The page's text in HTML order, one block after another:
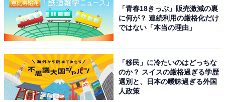
ど、これまで数々のラグジュアリーホテルでペストリー
シェフを務めてきました。 各地で旬を大切にしたスイー
ツ作りをし、デパ地下で珍しいフルーツを探すのが趣味
どんな ジュレ」。愛媛生まれの希少なかんきつ系品種
「紅まどんな」のジューシーで滑らかな果肉を存分に生
かしたパンナコッタは、甘いものが続く中さっぱり爽快
「青春18きっぷ」販売激減の裏
に何が？ 連続利用の厳格化だけ
ではない「本当の理由」
「移民」に冷たいのはどっちな
のか？ スイスの厳格過ぎる学歴
選別と、日本の曖昧過ぎる外国
人政策